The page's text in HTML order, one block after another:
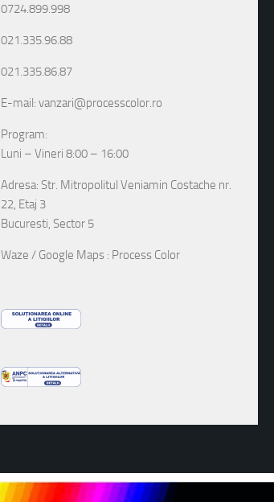
0724.899.998
021.335.96.88
021.335.86.87
E-mail: vanzari@processcolor.ro
Program:
Luni – Vineri 8:00 – 16:00
Adresa: Str. Mitropolitul Veniamin Costache nr.
22, Etaj 3
Bucuresti, Sector 5
Waze / Google Maps : Process Color